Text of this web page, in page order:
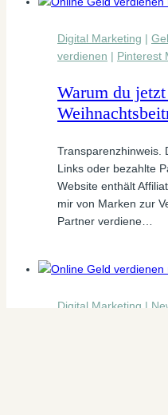
Digital Marketing |
verdienen | Pinterest
Warum du
Transparenzhinweis.
Links oder bezahlte
Website enthält
mir von Marken zur
Partner verdiene…
Digital Marketing |